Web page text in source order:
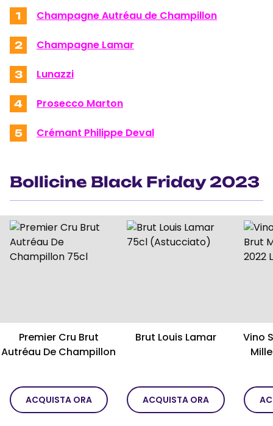
1 Champagne Autréau de Champillon
2 Champagne Lamar
3 Lunazzi
4 Prosecco Marton
5 Crémant Philippe Deval
Bollicine Black Friday 2023
Premier Cru Brut
Autréau De Champillon
ACQUISTA ORA
Brut Louis Lamar
ACQUISTA ORA
Vino